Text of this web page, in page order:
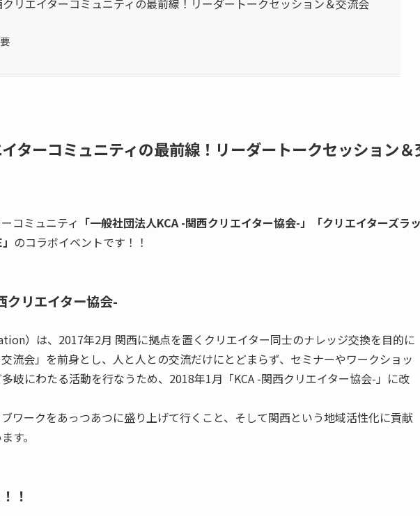
リエイターコミュニティの最前線！リーダートークセッション＆交流会
ターコミュニティの最前線！リーダートークセッション＆
コミュニティ 「一般社団法人KCA -関西クリエイター協会-」「クリエイターズラ
のコラボイベントです！！
リエイター協会-
）は、2017年2月 関西に拠点を置くクリエイター同士のナレッジ交換を目的に
流会」を前身とし、人と人との交流だけにとどまらず、セミナーやワークショッ
岐にわたる活動を行なうため、2018年1月「KCA -関西クリエイター協会-」に改
ワークをあっつあつに盛り上げて行くこと、そして関西という地域活性化に貢献
す。
！